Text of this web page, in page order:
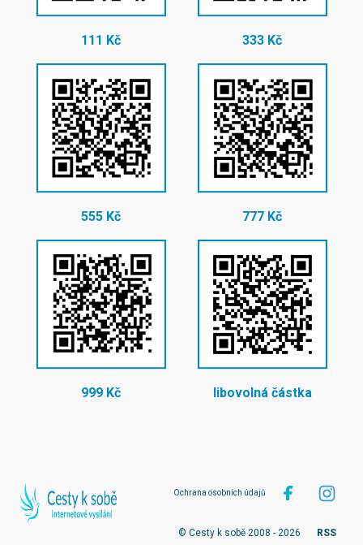
111 Kč 333 Kč
555 Kč 777 Kč
999 Kč libovolná částka
Ochrana osobních údajů
© Cesty k sobě 2008 - 2026 RSS